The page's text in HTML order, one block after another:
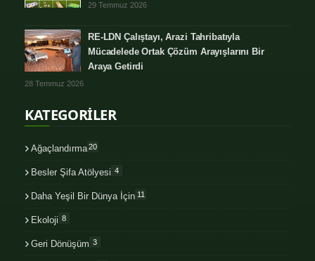
29 Temmuz 2026
RE-LDN Çalıştayı, Arazi Tahribatıyla
Mücadelede Ortak Çözüm Arayışlarını Bir
Araya Getirdi
28 Temmuz 2026
KATEGORİLER
Ağaçlandırma20
Besler Şifa Atölyesi 4
Daha Yeşil Bir Dünya İçin 11
Ekoloji 8
Geri Dönüşüm 3